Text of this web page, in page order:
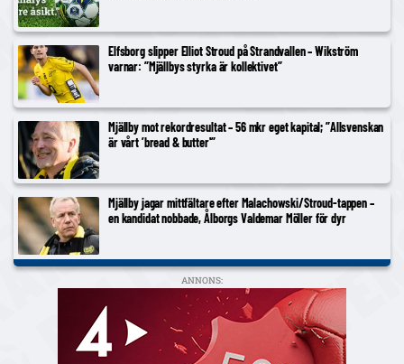
Elfsborg slipper Elliot Stroud på Strandvallen – Wikström
varnar: ”Mjällbys styrka är kollektivet”
Mjällby mot rekordresultat – 56 mkr eget kapital; ”Allsvenskan
är vårt ’bread & butter'”
Mjällby jagar mittfältare efter Malachowski/Stroud-tappen –
en kandidat nobbade, Ålborgs Valdemar Möller för dyr
ANNONS: